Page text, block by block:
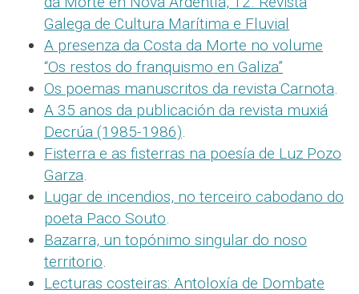
Galega de Cultura Marítima e Fluvial
A presenza da Costa da Morte no volume
“Os restos do franquismo en Galiza”
Os poemas manuscritos da revista Carnota.
A 35 anos da publicación da revista muxiá
Decrúa (1985-1986).
Fisterra e as fisterras na poesía de Luz Pozo
Garza.
Lugar de incendios, no terceiro cabodano do
poeta Paco Souto.
Bazarra, un topónimo singular do noso
territorio.
Lecturas costeiras: Antoloxía de Dombate